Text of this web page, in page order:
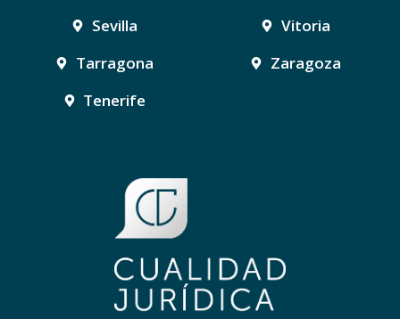
Sevilla
Tarragona
Tenerife
Vitoria
Zaragoza